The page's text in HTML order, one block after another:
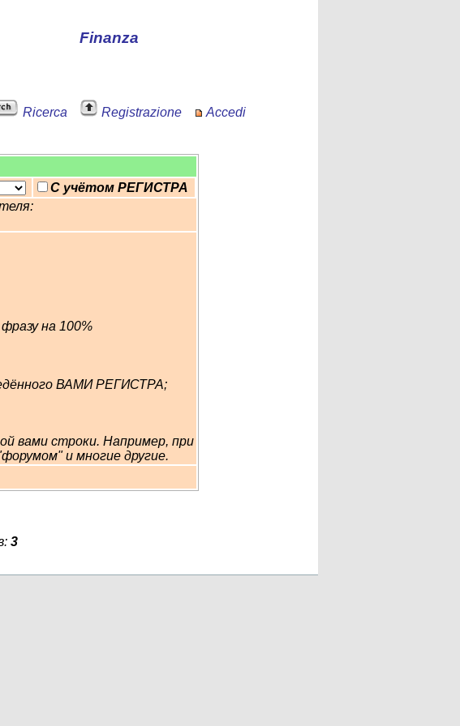
Finanza
Ricerca Registrazione Accedi
С учётом РЕГИСТРА
на 100%
ВАМИ РЕГИСТРА;
вами строки. Например, при
и многие другие.
3